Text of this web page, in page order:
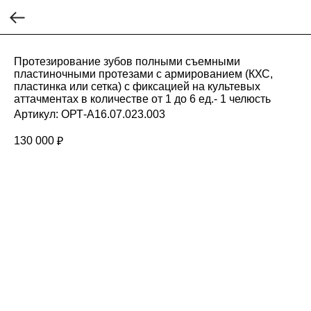
Протезирование зубов полными съемными
пластиночными протезами с армированием (КХС,
пластинка или сетка) с фиксацией на культевых
аттачментах в количестве от 1 до 6 ед.- 1 челюсть
Артикул: ОРТ-A16.07.023.003
130 000 ₽